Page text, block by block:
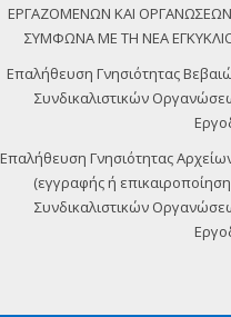
ΕΡΓΑΖΟΜΕΝΩΝ ΚΑΙ
ΣΥΜΦΩΝΑ ΜΕ ΤΗ ΝΕΑ
Επαλήθευση Γνησιότητας
Συνδικαλιστικών
Επαλήθευση Γνησιότητας
(εγγραφής ή
Συνδικαλιστικών